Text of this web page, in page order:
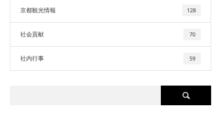
京都観光情報 128
社会貢献 70
社内行事 59